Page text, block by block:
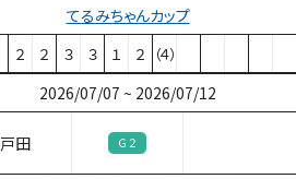
てるみちゃんカップ
２ ２ ３ ３ １ ２ （４）
2026/07/07 ~ 2026/07/12
戸田 Ｇ２